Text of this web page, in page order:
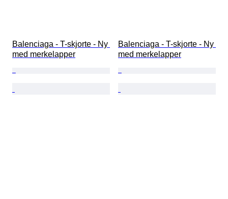
Balenciaga - T-skjorte - Ny
med merkelapper
Balenciaga - T-skjorte - Ny
med merkelapper